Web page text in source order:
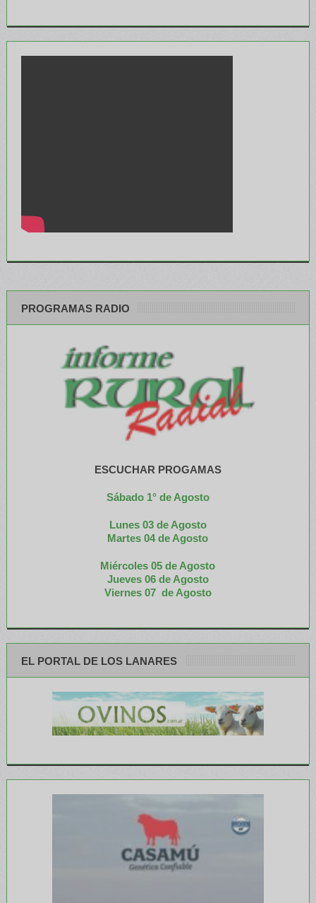
PROGRAMAS RADIO
ESCUCHAR PROGAMAS
Sábado 1° de Agosto
Lunes 03 de Agosto
Martes 04 de Agosto
Miércoles 05 de Agosto
Jueves 06 de Agosto
Viernes 07 de Agosto
EL PORTAL DE LOS LANARES